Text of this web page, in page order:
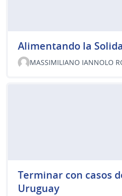
Alimentando la
MASSIMILIANO IANNOLO
Terminar con casos
Uruguay